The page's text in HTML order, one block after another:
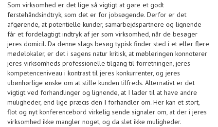
Som virksomhed er det lige så vigtigt at gøre et godt
førstehåndsindtryk, som det er for jobsøgende. Derfor er det
afgørende, at potentielle kunder, samarbejdspartnere og lignende
får et fordelagtigt indtryk af jer som virksomhed, når de besøger
jeres domicil. Da denne slags besøg typisk finder sted i et eller flere
mødelokaler, er det i sagens natur kritisk, at møbleringen konnoterer
jeres virksomheds professionelle tilgang til forretningen, jeres
kompetenceniveau i kontrast til jeres konkurrenter, og jeres
ubønhørlige ønske om at stille kunden tilfreds. Alternativt er det
vigtigt ved forhandlinger og lignende, at I lader til at have andre
muligheder, end lige præcis den I forhandler om. Her kan et stort,
flot og nyt konferencebord virkelig sende signaler om, at der i jeres
virksomhed ikke mangler noget, og da slet ikke muligheder.